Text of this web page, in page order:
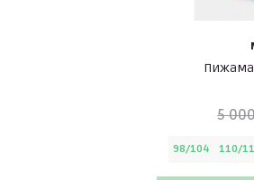
5
98/104 110/